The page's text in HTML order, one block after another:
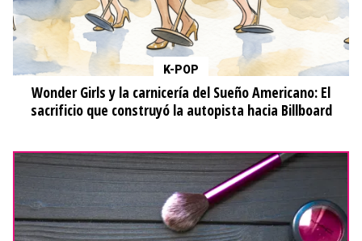
K-POP
Wonder Girls y la carnicería del Sueño Americano: El
sacrificio que construyó la autopista hacia Billboard